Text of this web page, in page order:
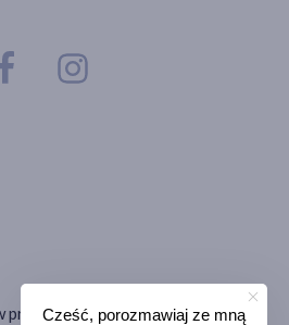
prowadzonego przez Sąd
Cześć, porozmawiaj ze mną